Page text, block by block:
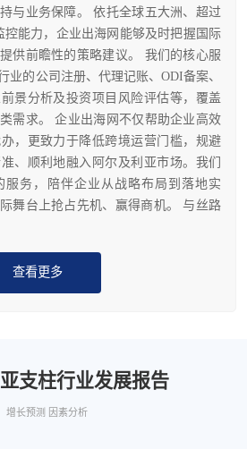
与业务保障。 依托全球五大洲、超过
控能力，企业出海网能够及时把握国际
供前瞻性的策略建议。 我们的核心服
业的公司注册、代理记账、ODI备案、
景分析及投资项目风险评估等，覆盖
需求。 企业出海网不仅帮助企业高效
，更致力于降低跨境运营门槛，规避
、顺利地融入阿尔及利亚市场。我们
服务，陪伴企业从战略布局到落地实
舞台上抢占先机、赢得商机。 与丝路
查看更多
支柱行业发展报告
增长预测 因素分析